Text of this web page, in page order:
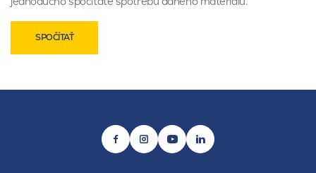
SPOČÍTAŤ